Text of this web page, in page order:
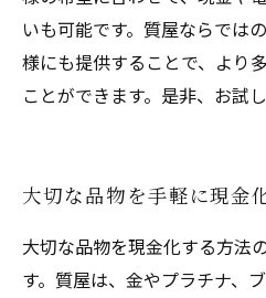
いも可能です。質屋ならでは
様にも提供することで、より
ことができます。是非、お試
大切な品物を手軽に現金
大切な品物を現金化する方法
す。質屋は、金やプラチナ、